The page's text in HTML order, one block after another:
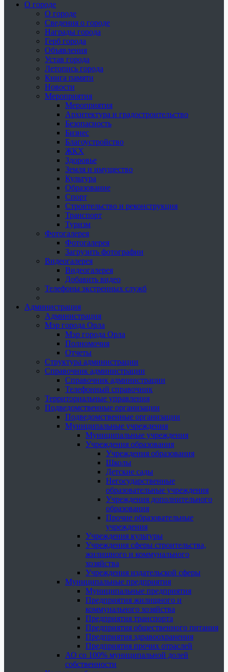
О городе
О городе
Сведения о городе
Награды города
Герб города
Объявления
Устав города
Летопись города
Книга памяти
Новости
Мероприятия
Мероприятия
Архитектура и градостроительство
Безопасность
Бизнес
Благоустройство
ЖКХ
Здоровье
Земля и имущество
Культура
Образование
Спорт
Строительство и реконструкция
Транспорт
Туризм
Фотогалерея
Фотогалерея
Загрузить фотографии
Видеогалерея
Видеогалерея
Добавить видео
Телефоны экстренных служб
Администрация
Администрация
Мэр города Орла
Мэр города Орла
Полномочия
Отчеты
Структура администрации
Справочник администрации
Справочник администрации
Телефонный справочник
Территориальные управления
Подведомственные организации
Подведомственные организации
Муниципальные учреждения
Муниципальные учреждения
Учреждения образования
Учреждения образования
Школы
Детские сады
Негосударственные
образовательные учреждения
Учреждения дополнительного
образования
Прочие образовательные
учреждения
Учреждения культуры
Учреждения сферы строительства,
жилищного и коммунального
хозяйства
Учреждения издательской сферы
Муниципальные предприятия
Муниципальные предприятия
Предприятия жилищного и
коммунального хозяйства
Предприятия транспорта
Предприятия общественного питания
Предприятия здравоохранения
Предприятия прочих отраслей
АО со 100% муниципальной долей
собственности